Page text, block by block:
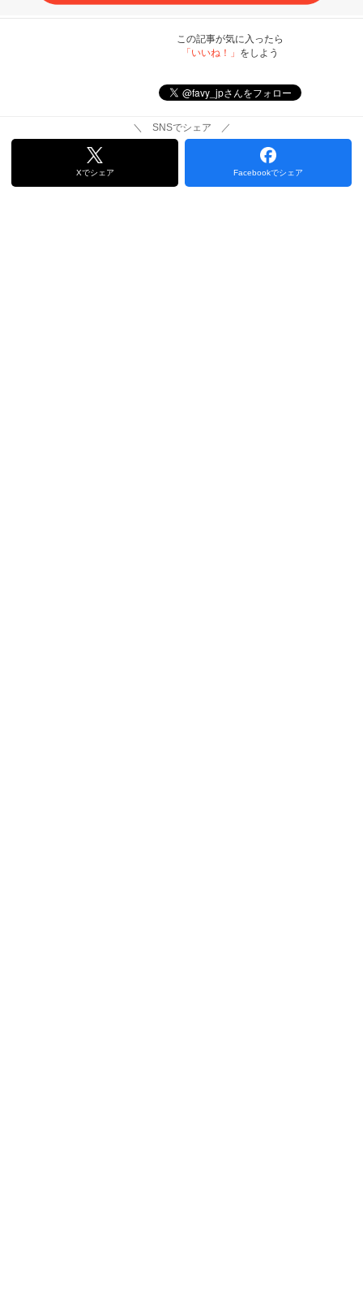
この記事が気に入ったら
「いいね！」 をしよう
＼ SNSでシェア ／
Xでシェア Facebookでシェア